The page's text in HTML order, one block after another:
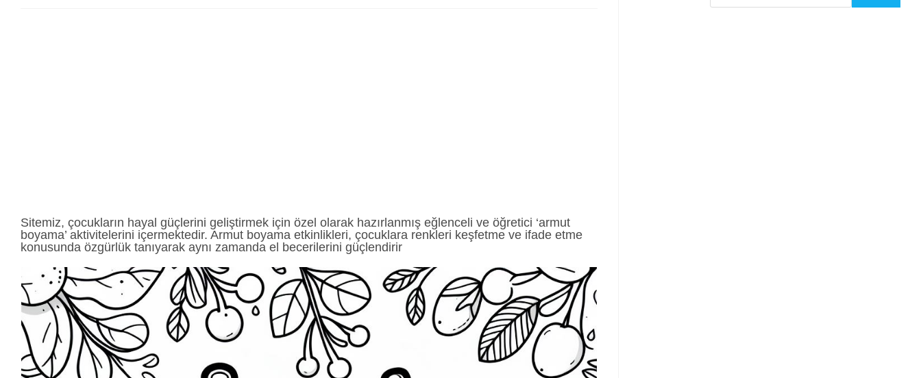
Sitemiz, çocukların hayal güçlerini geliştirmek için özel olarak hazırlanmış eğlenceli ve öğretici ‘armut
boyama’ aktivitelerini içermektedir. Armut boyama etkinlikleri, çocuklara renkleri keşfetme ve ifade etme
konusunda özgürlük tanıyarak aynı zamanda el becerilerini güçlendirir